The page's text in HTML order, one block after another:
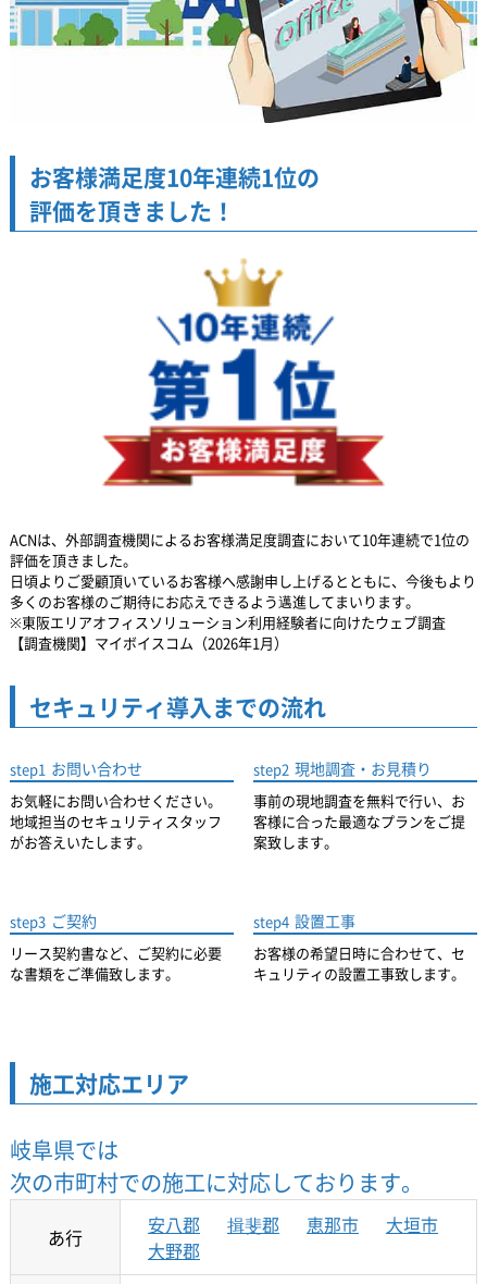
お客様満足度10年連続1位の
評価を頂きました！
ACNは、外部調査機関によるお客様満足度調査において10年連続で1位の
評価を頂きました。
日頃よりご愛顧頂いているお客様へ感謝申し上げるとともに、 今後もより
多くのお客様のご期待にお応えできるよう邁進してまいります。
※東阪エリアオフィスソリューション利用経験者に向けたウェブ調査
【調査機関】マイボイスコム（2026年1月）
セキュリティ導入までの流れ
step1 お問い合わせ
お気軽にお問い合わせください。
地域担当のセキュリティスタッフ
がお答えいたします。
step2 現地調査・お見積り
事前の現地調査を無料で行い、お
客様に合った最適なプランをご提
案致します。
step3 ご契約
リース契約書など、ご契約に必要
な書類をご準備致します。
step4 設置工事
お客様の希望日時に合わせて、セ
キュリティの設置工事致します。
施工対応エリア
岐阜県では
次の市町村での施工に対応しております。
あ行 安八郡 揖斐郡 恵那市
大垣市
大野郡